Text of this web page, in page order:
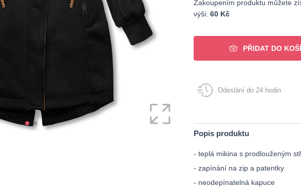
Zakoupením produktu můžete
výši: 60 Kč
PŘIDAT DO
Odeslání do 24 hodin
Popis produktu
- teplá mikina s prodlouženým
- zapínání na zip a patentky
- neodepínatelná kapuce